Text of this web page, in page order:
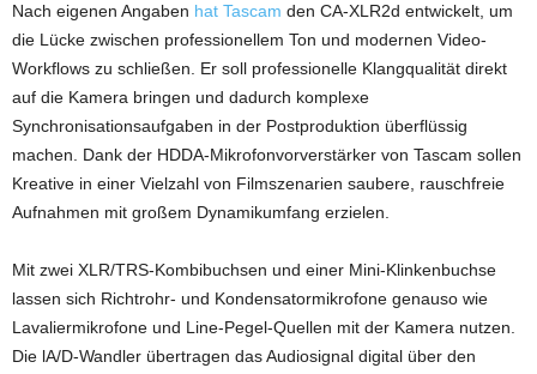
Nach eigenen Angaben hat Tascam den CA-XLR2d entwickelt, um
die Lücke zwischen professionellem Ton und modernen Video-
Workflows zu schließen. Er soll professionelle Klangqualität direkt
auf die Kamera bringen und dadurch komplexe
Synchronisationsaufgaben in der Postproduktion überflüssig
machen. Dank der HDDA-Mikrofonvorverstärker von Tascam sollen
Kreative in einer Vielzahl von Filmszenarien saubere, rauschfreie
Aufnahmen mit großem Dynamikumfang erzielen.
Mit zwei XLR/TRS-Kombibuchsen und einer Mini-Klinkenbuchse
lassen sich Richtrohr- und Kondensatormikrofone genauso wie
Lavaliermikrofone und Line-Pegel-Quellen mit der Kamera nutzen.
Die lA/D-Wandler übertragen das Audiosignal digital über den